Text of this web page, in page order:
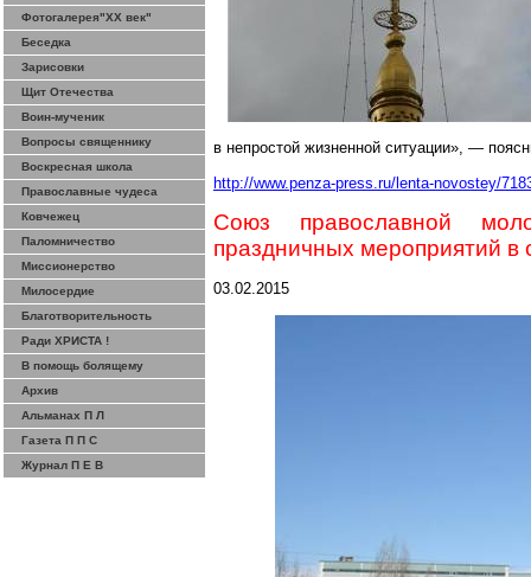
Фотогалерея"ХХ век"
Беседка
Зарисовки
Щит Отечества
Воин-мученик
Вопросы священнику
Воскресная школа
Православные чудеса
Ковчежец
Паломничество
Миссионерство
Милосердие
Благотворительность
Ради ХРИСТА !
В помощь болящему
Архив
Альманах П Л
Газета П П С
Журнал П Е В
в непростой жизненной ситуации», —
http://www.penza-press.ru/lenta-novostey/
Союз православной
праздничных мероприятий в
03.02.2015